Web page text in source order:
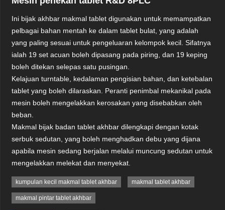
Ini bijak akhbar makmal tablet digunakan untuk memampatkan
pelbagai bahan mentah ke dalam tablet bulat, yang adalah
yang paling sesuai untuk pengeluaran kelompok kecil. Sifatnya
ialah 19 set acuan boleh dipasang pada piring, dan 19 keping
boleh ditekan selepas satu pusingan.
Kelajuan turntable, kedalaman pengisian bahan, dan ketebalan
tablet yang boleh dilaraskan. Peranti penimbal mekanikal pada
mesin boleh mengelakkan kerosakan yang disebabkan oleh
beban.
Makmal bijak badan tablet akhbar dilengkapi dengan kotak
serbuk sedutan, yang boleh menghadkan debu yang dijana
apabila mesin sedang berjalan melalui muncung sedutan untuk
mengelakkan melekat dan menyekat.
kumpulan kecil makmal tablet akhbar makmal tablet akhbar
makmal pintar tablet akhbar